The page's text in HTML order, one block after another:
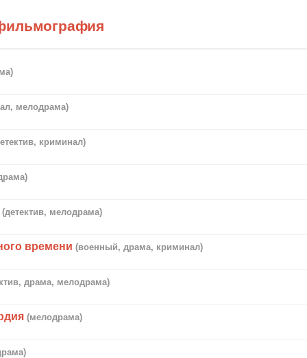
мелодрама)
криминал)
(детектив, мелодрама)
времени (военный, драма, криминал)
драма, мелодрама)
(мелодрама)